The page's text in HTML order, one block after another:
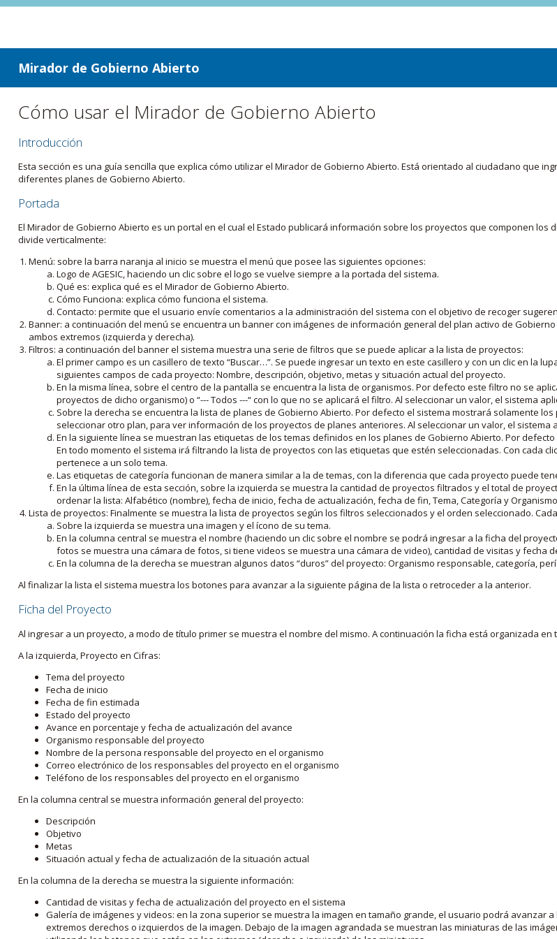
ir a contenido
ir al menú
Mirador de Gobierno Abierto
Cómo usar el Mirador de Gobierno Abierto
Introducción
Esta sección es una guía sencilla que explica cómo utilizar el Mirador de Gobierno Abierto. Está orientado al ciudadano que
diferentes planes de Gobierno Abierto.
Portada
El Mirador de Gobierno Abierto es un portal en el cual el Estado publicará información sobre los proyectos que componen
divide verticalmente:
Menú: sobre la barra naranja al inicio se muestra el menú que posee las siguientes opciones:
Logo de AGESIC, haciendo un clic sobre el logo se vuelve siempre a la portada del sistema.
Qué es: explica qué es el Mirador de Gobierno Abierto.
Cómo Funciona: explica cómo funciona el sistema.
Contacto: permite que el usuario envíe comentarios a la administración del sistema con el objetivo de recoger
Banner: a continuación del menú se encuentra un banner con imágenes de información general del plan activo de
ambos extremos (izquierda y derecha).
Filtros: a continuación del banner el sistema muestra una serie de filtros que se puede aplicar a la lista de proyectos:
El primer campo es un casillero de texto “Buscar…”. Se puede ingresar un texto en este casillero y con un clic en la
siguientes campos de cada proyecto: Nombre, descripción, objetivo, metas y situación actual del proyecto.
En la misma línea, sobre el centro de la pantalla se encuentra la lista de organismos. Por defecto este filtro no se
proyectos de dicho organismo) o “--- Todos ---“ con lo que no se aplicará el filtro. Al seleccionar un valor, el sistema
Sobre la derecha se encuentra la lista de planes de Gobierno Abierto. Por defecto el sistema mostrará solamente
seleccionar otro plan, para ver información de los proyectos de planes anteriores. Al seleccionar un valor, el sistema
En la siguiente línea se muestran las etiquetas de los temas definidos en los planes de Gobierno Abierto. Por
En todo momento el sistema irá filtrando la lista de proyectos con las etiquetas que estén seleccionadas. Con cada
pertenece a un solo tema.
Las etiquetas de categoría funcionan de manera similar a la de temas, con la diferencia que cada proyecto puede
En la última línea de esta sección, sobre la izquierda se muestra la cantidad de proyectos filtrados y el total de
ordenar la lista: Alfabético (nombre), fecha de inicio, fecha de actualización, fecha de fin, Tema, Categoría y
Lista de proyectos: Finalmente se muestra la lista de proyectos según los filtros seleccionados y el orden seleccionado.
Sobre la izquierda se muestra una imagen y el ícono de su tema.
En la columna central se muestra el nombre (haciendo un clic sobre el nombre se podrá ingresar a la ficha del
fotos se muestra una cámara de fotos, si tiene videos se muestra una cámara de video), cantidad de visitas y fecha
En la columna de la derecha se muestran algunos datos “duros” del proyecto: Organismo responsable, categoría,
Al finalizar la lista el sistema muestra los botones para avanzar a la siguiente página de la lista o retroceder a la anterior.
Ficha del Proyecto
Al ingresar a un proyecto, a modo de título primer se muestra el nombre del mismo. A continuación la ficha está organizada en
A la izquierda, Proyecto en Cifras:
Tema del proyecto
Fecha de inicio
Fecha de fin estimada
Estado del proyecto
Avance en porcentaje y fecha de actualización del avance
Organismo responsable del proyecto
Nombre de la persona responsable del proyecto en el organismo
Correo electrónico de los responsables del proyecto en el organismo
Teléfono de los responsables del proyecto en el organismo
En la columna central se muestra información general del proyecto:
Descripción
Objetivo
Metas
Situación actual y fecha de actualización de la situación actual
En la columna de la derecha se muestra la siguiente información:
Cantidad de visitas y fecha de actualización del proyecto en el sistema
Galería de imágenes y videos: en la zona superior se muestra la imagen en tamaño grande, el usuario podrá
extremos derechos o izquierdos de la imagen. Debajo de la imagen agrandada se muestran las miniaturas de las